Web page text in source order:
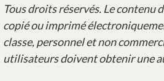
Tous droits réservés. Le contenu
copié ou imprimé
classe, personnel et non
utilisateurs doivent obtenir une